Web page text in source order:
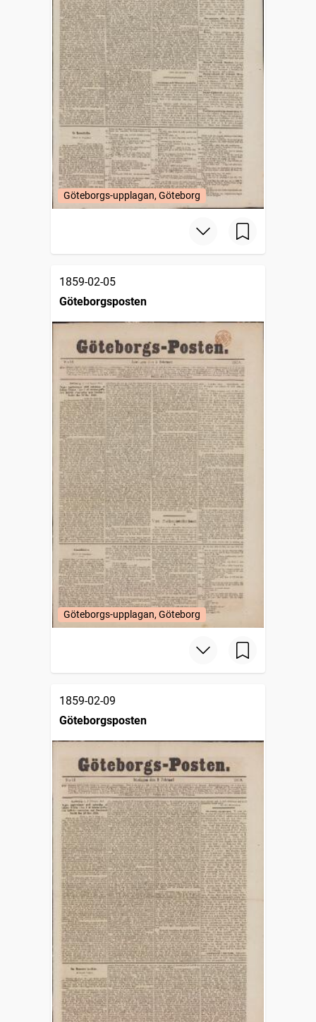
Göteborgs-upplagan, Göteborg
1859-02-05
Göteborgsposten
Göteborgs-upplagan, Göteborg
1859-02-09
Göteborgsposten